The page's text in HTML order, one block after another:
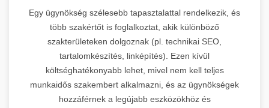
Egy ügynökség szélesebb tapasztalattal rendelkezik, és
több szakértőt is foglalkoztat, akik különböző
szakterületeken dolgoznak (pl. technikai SEO,
tartalomkészítés, linképítés). Ezen kívül
költséghatékonyabb lehet, mivel nem kell teljes
munkaidős szakembert alkalmazni, és az ügynökségek
hozzáférnek a legújabb eszközökhöz és